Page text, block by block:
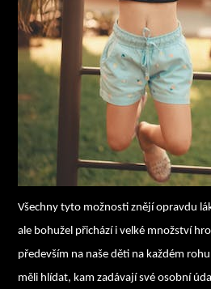
Všechny tyto možnosti znějí opravdu
ale bohužel přichází i velké množství
především na naše děti na každém
měli hlídat, kam zadávají své osobní